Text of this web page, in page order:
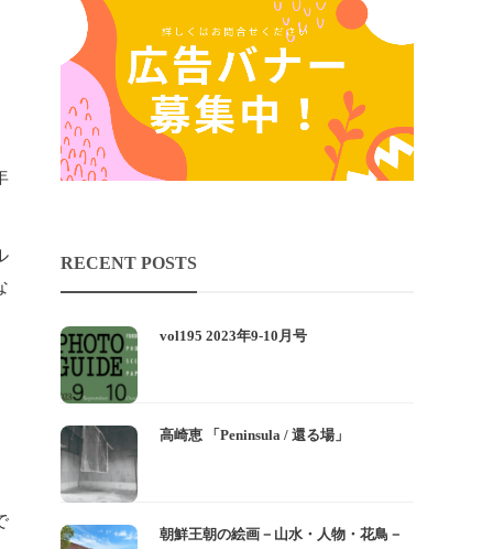
RECENT POSTS
vol195 2023年9-10月号
高崎恵 「Peninsula / 還る場」
朝鮮王朝の絵画－山水・人物・花鳥－